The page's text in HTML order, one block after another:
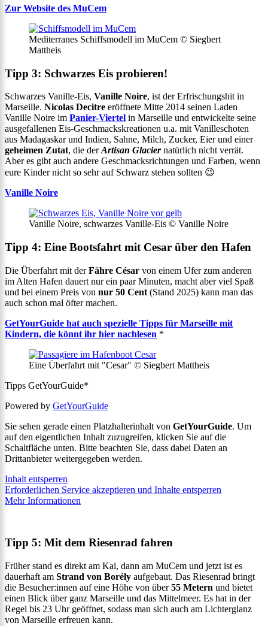
Zur Website des MuCem
Mediterranes Schiffsmodell im MuCem © Siegbert
Mattheis
Tipp 3: Schwarzes Eis probieren!
Schwarzes Vanille-Eis, Vanille Noire, ist der Erfrischungshit in
Marseille. Nicolas Decitre eröffnete Mitte 2014 seinen Laden
Vanille Noire im Panier-Viertel in Marseille und entwickelte seine
ausgefallenen Eis-Geschmackskreationen u.a. mit Vanilleschoten
aus Madagaskar und Indien, Sahne, Milch, Zucker, Eier und einer
geheimen Zutat, die derArtisan Glaciernatürlich nicht verrät.
Aber es gibt auch andere Geschmacksrichtungen und Farben, wenn
eure Kinder nicht so sehr auf Schwarz stehen sollten 😉
Vanille Noire
Vanille Noire, schwarzes Vanille-Eis © Vanille Noire
Tipp 4: Eine Bootsfahrt mit Cesar über den Hafen
Die Überfahrt mit derFähre César von einem Ufer zum anderen
im Alten Hafen dauert nur ein paar Minuten, macht aber viel Spaß
und bei einem Preis von nur 50 Cent (Stand 2025) kann man das
auch schon mal öfter machen.
GetYourGuide hat auch spezielle Tipps für Marseille mit
Kindern, die könnt ihr hier nachlesen *
Eine Überfahrt mit "Cesar" © Siegbert Mattheis
Tipps GetYourGuide*
Powered by GetYourGuide
Sie sehen gerade einen Platzhalterinhalt von GetYourGuide. Um
auf den eigentlichen Inhalt zuzugreifen, klicken Sie auf die
Schaltfläche unten. Bitte beachten Sie, dass dabei Daten an
Drittanbieter weitergegeben werden.
Inhalt entsperren
Erforderlichen Service akzeptieren und Inhalte entsperren
Mehr Informationen
Tipp 5: Mit dem Riesenrad fahren
Früher stand es direkt am Kai, dann am MuCem und jetzt ist es
dauerhaft am Strand von Borély aufgebaut. Das Riesenrad bringt
die Besucher:innen auf eine Höhe von über55 Metern und bietet
einen Blick über ganz Marseille und das Mittelmeer. Es hat in der
Regel bis 23 Uhr geöffnet, sodass man sich auch am Lichterglanz
von Marseille erfreuen kann.